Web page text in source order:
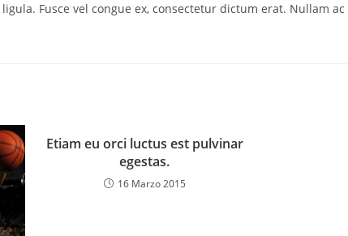
Fusce vel congue ex, consectetur dictum erat. Nullam
Etiam eu orci luctus est pulvinar
egestas.
16 Marzo 2015